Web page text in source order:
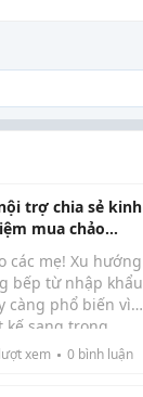
trợ chia sẻ kinh
mua chảo
bếp từ ngon -
không lo kén bếp
các mẹ! Xu hướng
bếp từ nhập khẩu
càng phổ biến vì
kế sang trọng,
tính năng thông
lượt xem 0 bình luận